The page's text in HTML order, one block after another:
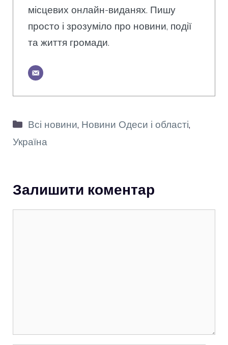
місцевих онлайн-виданях. Пишу
просто і зрозуміло про новини, події
та життя громади.
Категорії
Всі новини, Новини Одеси і області,
Україна
Залишити коментар